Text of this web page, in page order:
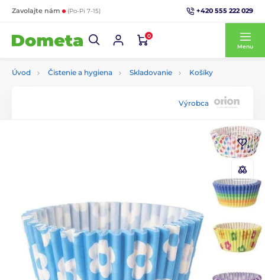
Zavolajte nám (Po-Pi 7-15) +420 555 222 029
0
Menu
Úvod Čistenie a hygiena Skladovanie Košíky
Výrobca